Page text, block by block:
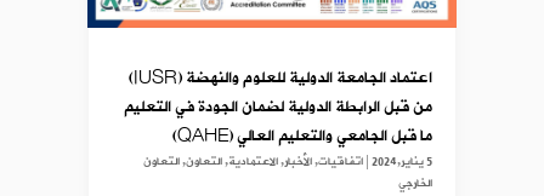
اعتماد الجامعة الدولية للعلوم والنهضة (IUSR)
من قبل الرابطة الدولية لضمان الجودة في التعليم
ما قبل الجامعي والتعليم العالي (QAHE)
5 يناير,2024 |اتفاقيات,الأخبار,الاعتمادية,التعاون,التعاون
الخارجي